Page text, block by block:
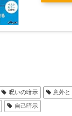
呪いの暗示 意外と
自己暗示